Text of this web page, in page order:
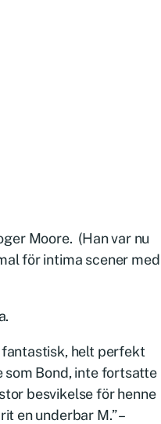
Moore. (Han var nu
för intima scener med
fantastisk, helt perfekt
Bond, inte fortsatte
besvikelse för henne
en underbar M.” –